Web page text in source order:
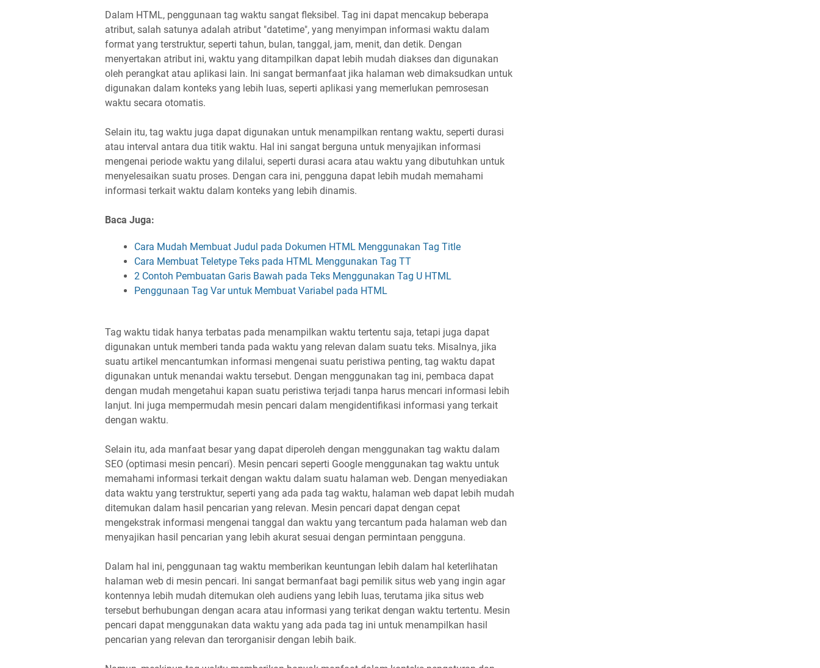
Dalam HTML, penggunaan tag waktu sangat fleksibel. Tag ini dapat mencakup beberapa
atribut, salah satunya adalah atribut "datetime", yang menyimpan informasi waktu dalam
format yang terstruktur, seperti tahun, bulan, tanggal, jam, menit, dan detik. Dengan
menyertakan atribut ini, waktu yang ditampilkan dapat lebih mudah diakses dan digunakan
oleh perangkat atau aplikasi lain. Ini sangat bermanfaat jika halaman web dimaksudkan untuk
digunakan dalam konteks yang lebih luas, seperti aplikasi yang memerlukan pemrosesan
waktu secara otomatis.
Selain itu, tag waktu juga dapat digunakan untuk menampilkan rentang waktu, seperti durasi
atau interval antara dua titik waktu. Hal ini sangat berguna untuk menyajikan informasi
mengenai periode waktu yang dilalui, seperti durasi acara atau waktu yang dibutuhkan untuk
menyelesaikan suatu proses. Dengan cara ini, pengguna dapat lebih mudah memahami
informasi terkait waktu dalam konteks yang lebih dinamis.
Baca Juga:
Cara Mudah Membuat Judul pada Dokumen HTML Menggunakan Tag Title
Cara Membuat Teletype Teks pada HTML Menggunakan Tag TT
2 Contoh Pembuatan Garis Bawah pada Teks Menggunakan Tag U HTML
Penggunaan Tag Var untuk Membuat Variabel pada HTML
Tag waktu tidak hanya terbatas pada menampilkan waktu tertentu saja, tetapi juga dapat
digunakan untuk memberi tanda pada waktu yang relevan dalam suatu teks. Misalnya, jika
suatu artikel mencantumkan informasi mengenai suatu peristiwa penting, tag waktu dapat
digunakan untuk menandai waktu tersebut. Dengan menggunakan tag ini, pembaca dapat
dengan mudah mengetahui kapan suatu peristiwa terjadi tanpa harus mencari informasi lebih
lanjut. Ini juga mempermudah mesin pencari dalam mengidentifikasi informasi yang terkait
dengan waktu.
Selain itu, ada manfaat besar yang dapat diperoleh dengan menggunakan tag waktu dalam
SEO (optimasi mesin pencari). Mesin pencari seperti Google menggunakan tag waktu untuk
memahami informasi terkait dengan waktu dalam suatu halaman web. Dengan menyediakan
data waktu yang terstruktur, seperti yang ada pada tag waktu, halaman web dapat lebih mudah
ditemukan dalam hasil pencarian yang relevan. Mesin pencari dapat dengan cepat
mengekstrak informasi mengenai tanggal dan waktu yang tercantum pada halaman web dan
menyajikan hasil pencarian yang lebih akurat sesuai dengan permintaan pengguna.
Dalam hal ini, penggunaan tag waktu memberikan keuntungan lebih dalam hal keterlihatan
halaman web di mesin pencari. Ini sangat bermanfaat bagi pemilik situs web yang ingin agar
kontennya lebih mudah ditemukan oleh audiens yang lebih luas, terutama jika situs web
tersebut berhubungan dengan acara atau informasi yang terikat dengan waktu tertentu. Mesin
pencari dapat menggunakan data waktu yang ada pada tag ini untuk menampilkan hasil
pencarian yang relevan dan terorganisir dengan lebih baik.